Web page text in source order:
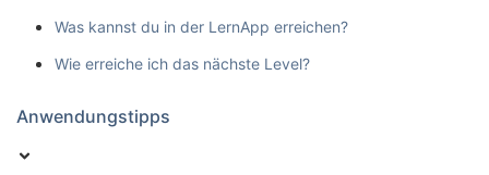
Was kannst du in der LernApp erreichen?
Wie erreiche ich das nächste Level?
Anwendungstipps